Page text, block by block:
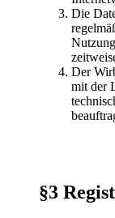
Die
Der
mit der
§3